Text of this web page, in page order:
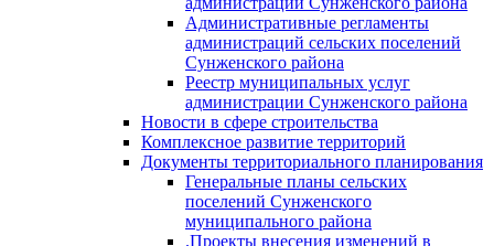
Административные регламенты
администраций сельских поселений
Сунженского района
Реестр муниципальных услуг
администрации Сунженского района
Новости в сфере строительства
Комплексное развитие территорий
Документы территориального планирования
Генеральные планы сельских
поселений Сунженского
муниципального района
.Проекты внесения изменений в